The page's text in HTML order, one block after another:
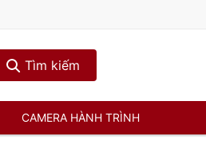
Tìm kiếm
CAMERA HÀNH TRÌNH